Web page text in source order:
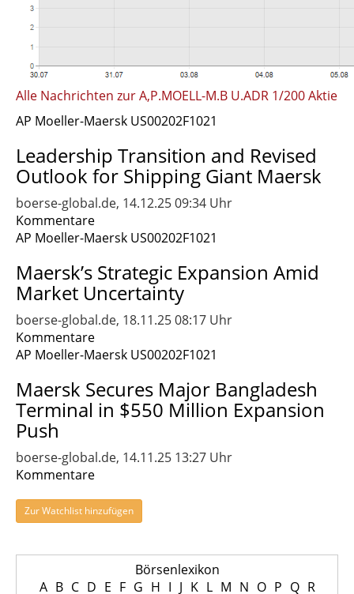
Alle Nachrichten zur A,P.MOELL-M.B U.ADR 1/200 Aktie
AP Moeller-Maersk US00202F1021
Leadership Transition and Revised
Outlook for Shipping Giant Maersk
boerse-global.de, 14.12.25 09:34 Uhr
Kommentare
AP Moeller-Maersk US00202F1021
Maersk’s Strategic Expansion Amid
Market Uncertainty
boerse-global.de, 18.11.25 08:17 Uhr
Kommentare
AP Moeller-Maersk US00202F1021
Maersk Secures Major Bangladesh
Terminal in $550 Million Expansion
Push
boerse-global.de, 14.11.25 13:27 Uhr
Kommentare
Zur Watchlist hinzufügen
Börsenlexikon
A B C D E F G H I J K L M N O P Q R